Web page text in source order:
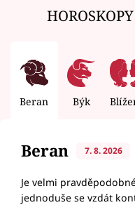
Beran Býk
Beran 7. 8. 2026
Je velmi
jednoduše se vzdát